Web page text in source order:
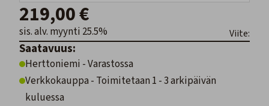
219,00 €
sis. alv. myynti 25.5% Viite:
Saatavuus:
Herttoniemi - Varastossa
Verkkokauppa - Toimitetaan 1 - 3 arkipäivän
kuluessa